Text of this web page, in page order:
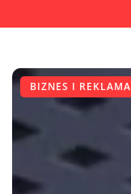
BIZNES I REKLAMA